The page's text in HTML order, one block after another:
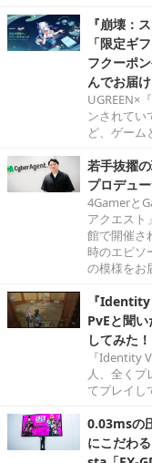
『崩壊：
「限定ギ
フクーポ
んでお届け
UGREEN×
ンされてい
ど、ゲーム
若手抜擢
プロデュ
4Gamerと
アクエスト
館で開催さ
時のエピソ
の模様をお
『
PvEと聞
してみた
『Identity
人、全くプ
てプレイし
0.03msの
にこだわ